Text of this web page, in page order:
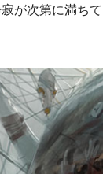
が次第に満ち